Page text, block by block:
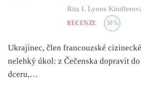
sex
smrt
Rita I. Lyons
RECENZE 50%
Ukrajinec, člen francouzské
nelehký úkol: z Čečenska dopravit
dceru,…